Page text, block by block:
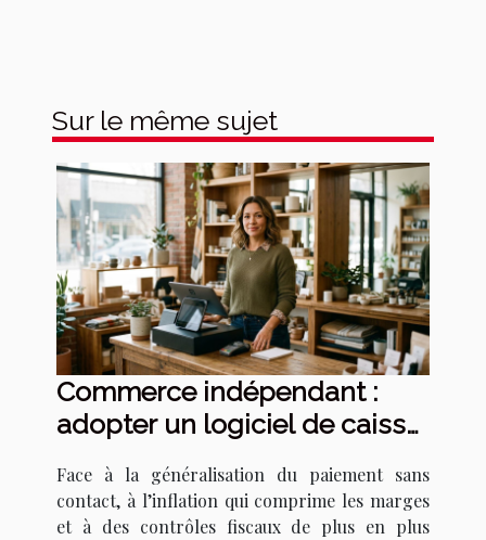
Sur le même sujet
Commerce indépendant :
adopter un logiciel de caisse,
Face à la généralisation du paiement sans
contact, à l’inflation qui comprime les marges
et à des contrôles fiscaux de plus en plus